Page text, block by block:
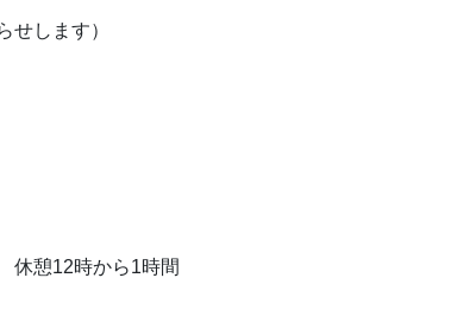
せします）
憩12時から1時間